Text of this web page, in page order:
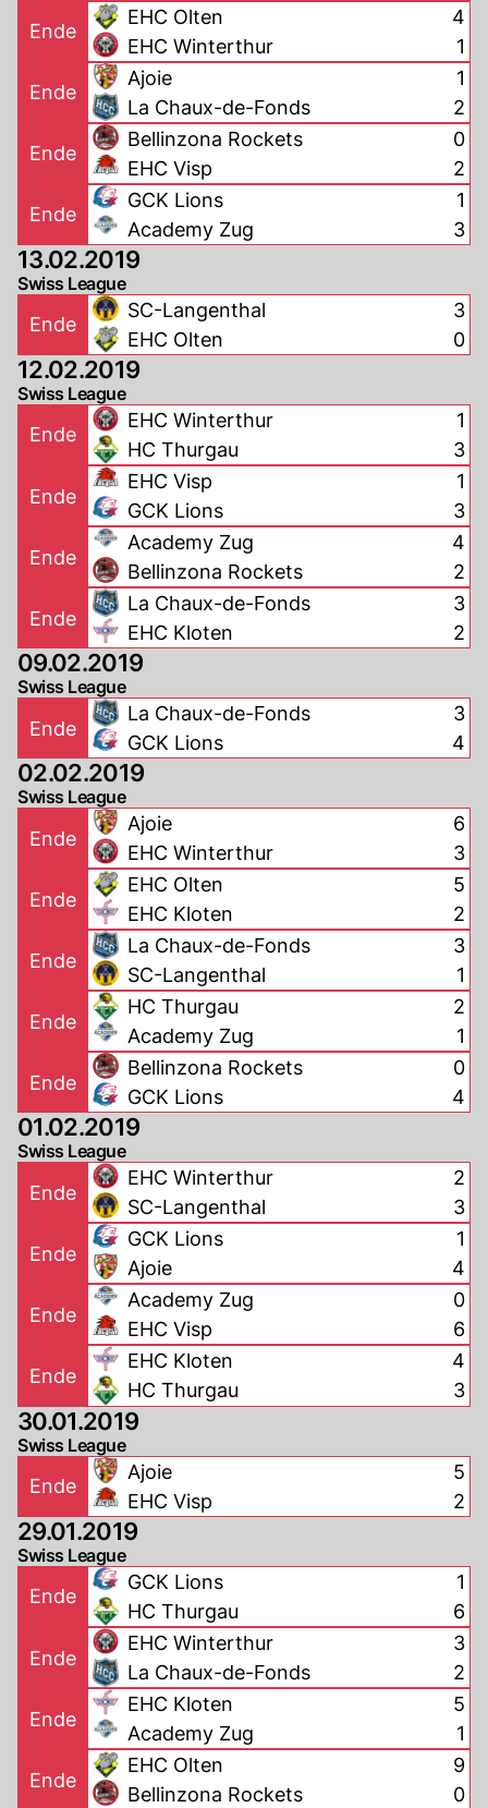
Ende
EHC Olten
EHC Winterthur
4
1
Ende
Ajoie
La Chaux-de-Fonds
1
2
Ende
Bellinzona Rockets
EHC Visp
0
2
Ende
GCK Lions
Academy Zug
1
3
13.02.2019
Swiss League
Ende
SC-Langenthal
EHC Olten
3
0
12.02.2019
Swiss League
Ende
EHC Winterthur
HC Thurgau
1
3
Ende
EHC Visp
GCK Lions
1
3
Ende
Academy Zug
Bellinzona Rockets
4
2
Ende
La Chaux-de-Fonds
EHC Kloten
3
2
09.02.2019
Swiss League
Ende
La Chaux-de-Fonds
GCK Lions
3
4
02.02.2019
Swiss League
Ende
Ajoie
EHC Winterthur
6
3
Ende
EHC Olten
EHC Kloten
5
2
Ende
La Chaux-de-Fonds
SC-Langenthal
3
1
Ende
HC Thurgau
Academy Zug
2
1
Ende
Bellinzona Rockets
GCK Lions
0
4
01.02.2019
Swiss League
Ende
EHC Winterthur
SC-Langenthal
2
3
Ende
GCK Lions
Ajoie
1
4
Ende
Academy Zug
EHC Visp
0
6
Ende
EHC Kloten
HC Thurgau
4
3
30.01.2019
Swiss League
Ende
Ajoie
EHC Visp
5
2
29.01.2019
Swiss League
Ende
GCK Lions
HC Thurgau
1
6
Ende
EHC Winterthur
La Chaux-de-Fonds
3
2
Ende
EHC Kloten
Academy Zug
5
1
Ende
EHC Olten
Bellinzona Rockets
9
0